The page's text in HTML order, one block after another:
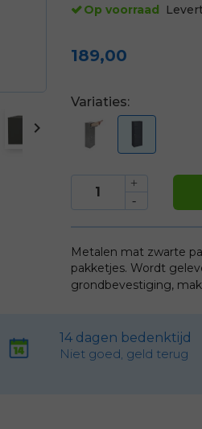

Op voorraad
189,00
Variaties:
Metalen mat zwarte
pakketjes. Wordt
grondbevestiging,
14 dagen bedenktijd
Niet goed, geld terug